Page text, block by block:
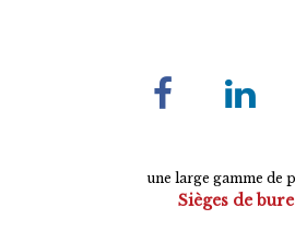
une large gamme de
Sièges de